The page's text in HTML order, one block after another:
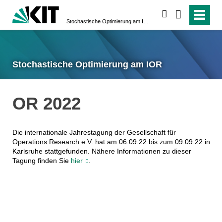
Stochastische Optimierung am IOR
OR 2022
Die internationale Jahrestagung der Gesellschaft für
Operations Research e.V. hat am 06.09.22 bis zum 09.09.22 in
Karlsruhe stattgefunden. Nähere Informationen zu dieser
Tagung finden Sie hier .